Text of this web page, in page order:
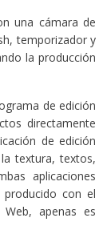
una cámara de
temporizador y
la producción
de edición
directamente
de edición
textura, textos,
aplicaciones
con el
apenas es